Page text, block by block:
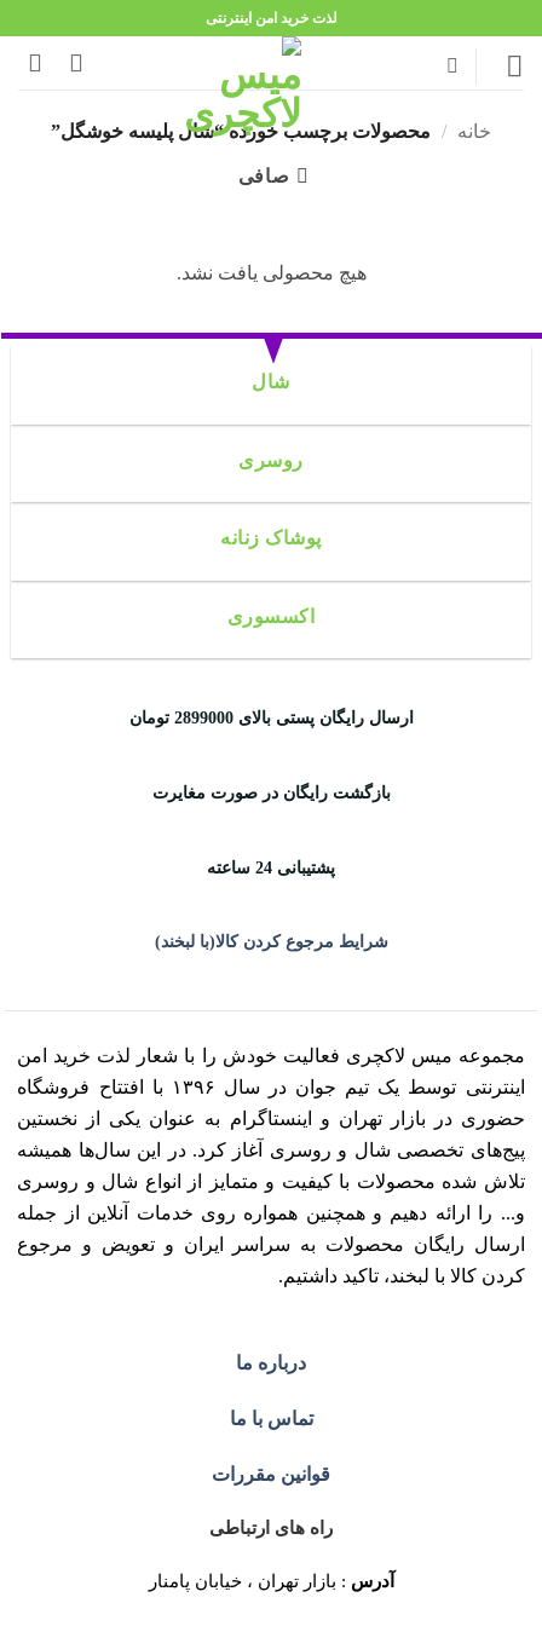
content
لذت خرید امن اینترنتی
خانه / محصولات برچسب خورده “شال پلیسه خوشگل”
صافی
هیچ محصولی یافت نشد.
شال
روسری
پوشاک زنانه
اکسسوری
ارسال رایگان پستی بالای 2899000 تومان
بازگشت رایگان در صورت مغایرت
پشتیبانی 24 ساعته
شرایط مرجوع کردن کالا(با لبخند)
مجموعه میس لاکچری فعالیت خودش را با شعار لذت خرید امن
اینترنتی توسط یک تیم جوان در سال ۱۳۹۶ با افتتاح فروشگاه
حضوری در بازار تهران و اینستاگرام به عنوان یکی از نخستین
پیج‌های تخصصی شال و روسری آغاز کرد. در این سال‌ها همیشه
تلاش شده محصولات با کیفیت و متمایز از انواع شال و روسری
و... را ارائه دهیم و همچنین همواره روی خدمات آنلاین از جمله
ارسال رایگان محصولات به سراسر ایران و تعویض و مرجوع
کردن کالا با لبخند، تاکید داشتیم.
درباره ما
تماس با ما
قوانین مقررات
راه های ارتباطی
آدرس : بازار تهران ، خیابان پامنار